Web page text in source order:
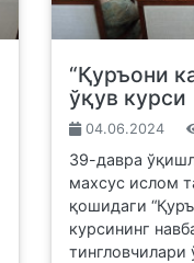
“Қуръони
ўқув курси
04.06.2024
39-давра
махсус ислом
қошидаги
курсининг